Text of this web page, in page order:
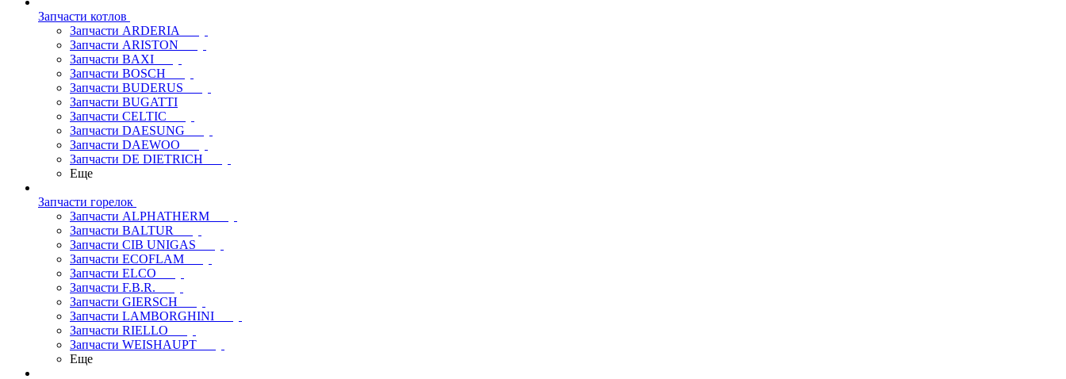
Запчасти котлов
Запчасти ARDERIA
Запчасти ARISTON
Запчасти BAXI
Запчасти BOSCH
Запчасти BUDERUS
Запчасти BUGATTI
Запчасти CELTIC
Запчасти DAESUNG
Запчасти DAEWOO
Запчасти DE DIETRICH
Еще
Запчасти горелок
Запчасти ALPHATHERM
Запчасти BALTUR
Запчасти CIB UNIGAS
Запчасти ECOFLAM
Запчасти ELCO
Запчасти F.B.R.
Запчасти GIERSCH
Запчасти LAMBORGHINI
Запчасти RIELLO
Запчасти WEISHAUPT
Еще